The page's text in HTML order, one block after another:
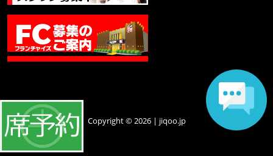
Copyright © 2026 | jiqoo.jp